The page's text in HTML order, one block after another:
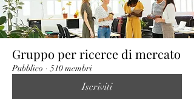
Gruppo per ricerce di mercato
Pubblico · 510 membri
Iscriviti